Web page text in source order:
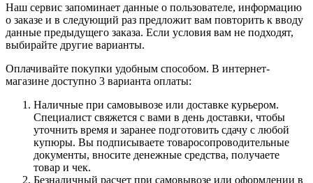
Наш сервис запоминает данные о пользователе, информацию
о заказе и в следующий раз предложит вам повторить к вводу
данные предыдущего заказа. Если условия вам не подходят,
выбирайте другие варианты.
Оплачивайте покупки удобным способом. В интернет-
магазине доступно 3 варианта оплаты:
Наличные при самовывозе или доставке курьером.
Специалист свяжется с вами в день доставки, чтобы
уточнить время и заранее подготовить сдачу с любой
купюры. Вы подписываете товаросопроводительные
документы, вносите денежные средства, получаете
товар и чек.
Безналичный расчет при самовывозе или оформлении в